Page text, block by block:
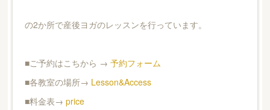
の2か所で産後ヨガのレッスンを行っています。
■ご予約はこちから → 予約フォーム
■各教室の場所→ Lesson&Access
■料金表→ price